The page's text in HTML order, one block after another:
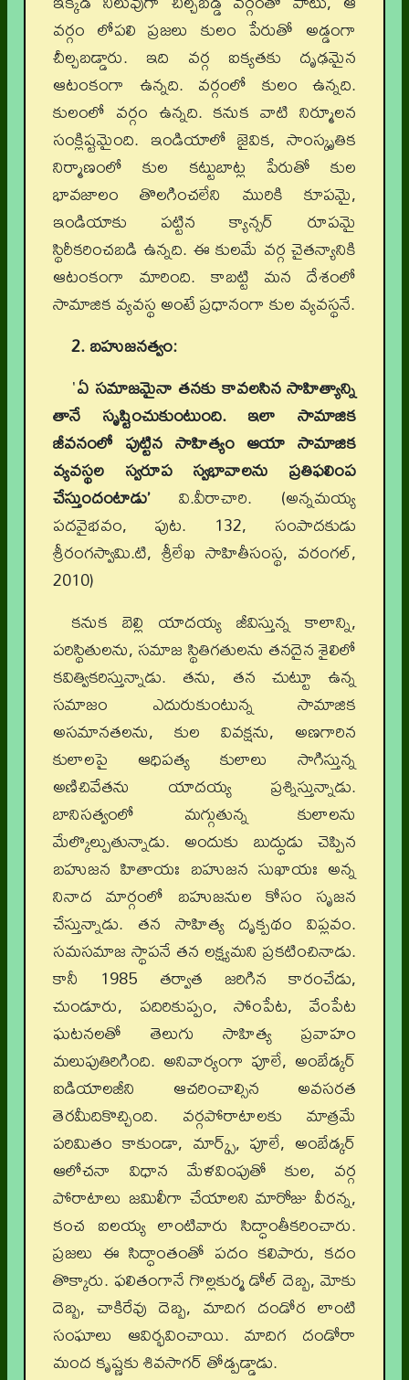
వర్గం లోపలి ప్రజలు కులం పేరుతో అడ్డంగా
చీల్చబడ్డారు. ఇది వర్గ ఐక్యతకు దృఢమైన
ఆటంకంగా ఉన్నది. వర్గంలో కులం ఉన్నది.
కులంలో వర్గం ఉన్నది. కనుక వాటి నిర్మూలన
సంక్లిష్టమైంది. ఇండియాలో జైవిక, సాంస్కృతిక
నిర్మాణంలో కుల కట్టుబాట్ల పేరుతో కుల
భావజాలం తొలగించలేని మురికి కూపమై,
ఇండియాకు పట్టిన క్యాన్సర్ రూపమై
స్థిరీకరించబడి ఉన్నది. ఈ కులమే వర్గ చైతన్యానికి
ఆటంకంగా మారింది. కాబట్టి మన దేశంలో
సామాజిక వ్యవస్థ అంటే ప్రధానంగా కుల వ్యవస్థనే.
2. బహుజనత్వం:
'ఏ సమాజమైనా తనకు కావలసిన సాహిత్యాన్ని
తానే సృష్టించుకుంటుంది. ఇలా సామాజిక
జీవనంలో పుట్టిన సాహిత్యం ఆయా సామాజిక
వ్యవస్థల స్వరూప స్వభావాలను ప్రతిఫలింప
చేస్తుందంటాడు’వి.వీరాచారి. (అన్నమయ్య
పదవైభవం, పుట. 132, సంపాదకుడు
శ్రీరంగస్వామి.టి, శ్రీలేఖ సాహితీసంస్థ, వరంగల్,
2010)
కనుక బెల్లి యాదయ్య జీవిస్తున్న కాలాన్ని,
పరిస్థితులను, సమాజ స్థితిగతులను తనదైన శైలిలో
కవిత్వికరిస్తున్నాడు. తను, తన చుట్టూ ఉన్న
సమాజం ఎదురుకుంటున్న సామాజిక
అసమానతలను, కుల వివక్షను, అణగారిన
కులాలపై ఆధిపత్య కులాలు సాగిస్తున్న
అణిచివేతను యాదయ్య ప్రశ్నిస్తున్నాడు.
బానిసత్వంలో మగ్గుతున్న కులాలను
మేల్కొల్పుతున్నాడు. అందుకు బుద్ధుడు చెప్పిన
బహుజన హితాయః బహుజన సుఖాయః అన్న
నినాద మార్గంలో బహుజనుల కోసం సృజన
చేస్తున్నాడు. తన సాహిత్య దృక్పథం విప్లవం.
సమసమాజ స్థాపనే తన లక్ష్యమని ప్రకటించినాడు.
కానీ 1985 తర్వాత జరిగిన కారంచేడు,
చుండూరు, పదిరికుప్పం, సోంపేట, వేంపేట
ఘటనలతో తెలుగు సాహిత్య ప్రవాహం
మలుపుతిరిగింది. అనివార్యంగా పూలే, అంబేడ్కర్
ఐడియాలజీని ఆచరించాల్సిన అవసరత
తెరమీదికొచ్చింది. వర్గపోరాటాలకు మాత్రమే
పరిమితం కాకుండా, మార్క్స్, పూలే, అంబేడ్కర్
ఆలోచనా విధాన మేళవింపుతో కుల, వర్గ
పోరాటాలు జమిలీగా చేయాలని మారోజు వీరన్న,
కంచ ఐలయ్య లాంటివారు సిద్ధాంతీకరించారు.
ప్రజలు ఈ సిద్ధాంతంతో పదం కలిపారు, కదం
తొక్కారు. ఫలితంగానే గొల్లకుర్మ డోల్ దెబ్బ, మోకు
దెబ్బ, చాకిరేవు దెబ్బ, మాదిగ దండోర లాంటి
సంఘాలు ఆవిర్భవించాయి. మాదిగ దండోరా
మంద కృష్ణకు శివసాగర్ తోడ్పడ్డాడు.